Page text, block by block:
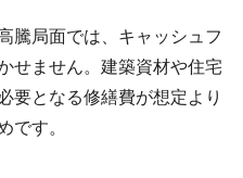
騰局面では、キャッシュフ
せません。建築資材や住宅
要となる修繕費が想定より
です。